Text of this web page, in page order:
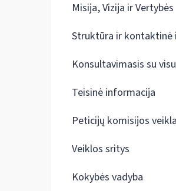
Misija, Vizija ir Vertybės
Struktūra ir kontaktinė
Konsultavimasis su
Teisinė informacija
Peticijų komisijos veikla
Veiklos sritys
Kokybės vadyba